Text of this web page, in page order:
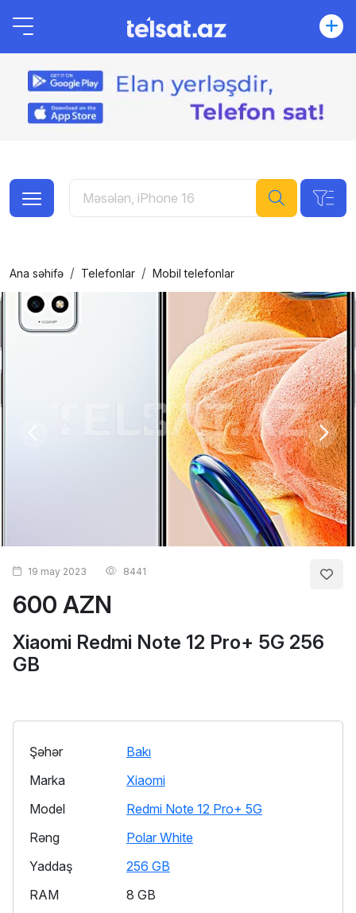
Ana səhifə Telefonlar Mobil telefonlar
600 AZN
Xiaomi Redmi Note 12 Pro+ 5G 256
GB
19 may 2023 8441
Şəhər
Bakı
Marka
Xiaomi
Model
Redmi Note 12 Pro+ 5G
Rəng
Polar White
Yaddaş
256 GB
RAM
8 GB